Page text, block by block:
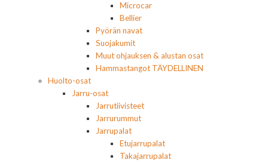
Microcar
Bellier
Pyörän navat
Suojakumit
Muut ohjauksen & alustan osat
Hammastangot TÄYDELLINEN
Huolto-osat
Jarru-osat
Jarrutiivisteet
Jarrurummut
Jarrupalat
Etujarrupalat
Takajarrupalat